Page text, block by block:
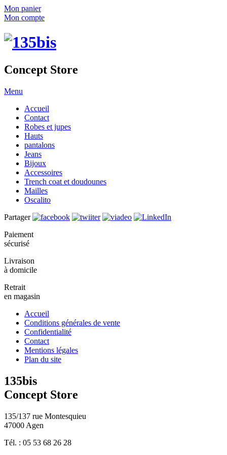
Mon panier
Mon compte
Concept Store
Menu
Accueil
Contact
Robes et jupes
Hauts
pantalons
Jeans
Bijoux
Accessoires
Trench coat et doudounes
Mailles
Oscalito
Partager
Paiement
sécurisé
Livraison
à domicile
Retrait
en magasin
Accueil
Conditions générales de vente
Confidentialité
Contact
Mentions légales
Plan du site
135bis
Concept Store
135/137 rue Montesquieu
47000 Agen
Tél. : 05 53 68 26 28